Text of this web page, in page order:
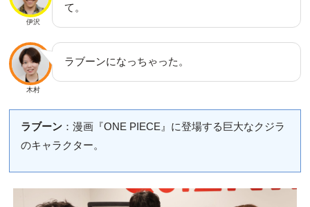
伊沢
て。
木村
ラブーンになっちゃった。
ラブーン：漫画『ONE PIECE』に登場する巨大なクジラ
のキャラクター。